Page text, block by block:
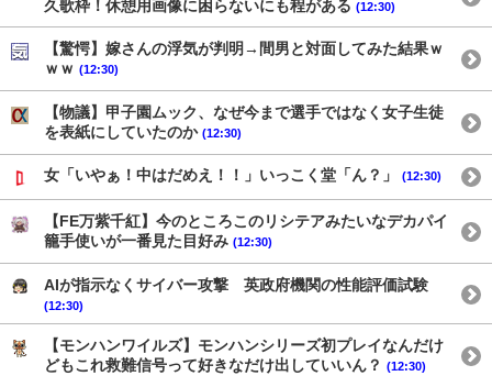
久歌枠！休憩用画像に困らないにも程がある (12:30)
【驚愕】嫁さんの浮気が判明→間男と対面してみた結果ｗ
ｗｗ (12:30)
【物議】甲子園ムック、なぜ今まで選手ではなく女子生徒
を表紙にしていたのか (12:30)
女「いやぁ！中はだめえ！！」いっこく堂「ん？」 (12:30)
【FE万紫千紅】今のところこのリシテアみたいなデカパイ
籠手使いが一番見た目好み (12:30)
AIが指示なくサイバー攻撃 英政府機関の性能評価試験
(12:30)
【モンハンワイルズ】モンハンシリーズ初プレイなんだけ
どもこれ救難信号って好きなだけ出していいん？ (12:30)